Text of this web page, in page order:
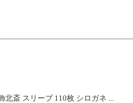
斎 スリーブ 110枚 シロガネ ...